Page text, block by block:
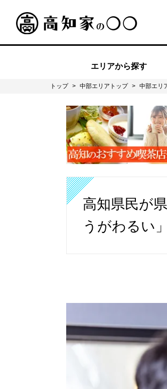
エリアから探す
トップ > 中部エリアトップ > 中部エリ
高知県民が
うがわるい」